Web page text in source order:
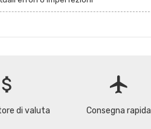
attach_money
di valuta
flight
Consegna rapida